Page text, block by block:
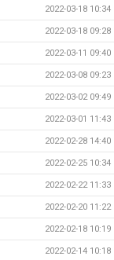
2022-03-18 10:34
2022-03-18 09:28
2022-03-11 09:40
2022-03-08 09:23
2022-03-02 09:49
2022-03-01 11:43
2022-02-28 14:40
2022-02-25 10:34
2022-02-22 11:33
2022-02-20 11:22
2022-02-18 10:19
2022-02-14 10:18